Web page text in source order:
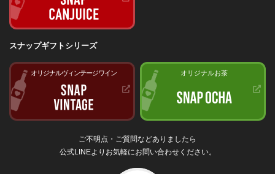
スナップギフトシリーズ
オリジナルヴィンテージワイン オリジナルお茶
ご不明点・ご質問などありましたら
公式LINEよりお気軽にお問い合わせください。